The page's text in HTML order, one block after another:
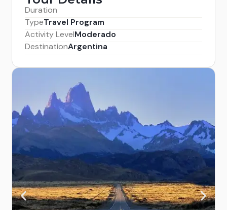
Duration
TypeTravel Program
Activity LevelModerado
DestinationArgentina